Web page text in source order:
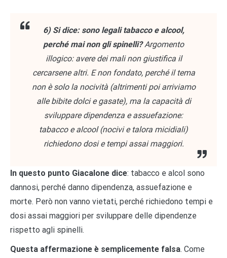
6) Si dice: sono legali tabacco e alcool,
perché mai non gli spinelli?Argomento
illogico: avere dei mali non giustifica il
cercarsene altri. E non fondato, perché il tema
non è solo la nocività (altrimenti poi arriviamo
alle bibite dolci e gasate), ma la capacità di
sviluppare dipendenza e assuefazione:
tabacco e alcool (nocivi e talora micidiali)
richiedono dosi e tempi assai maggiori.
In questo punto Giacalone dice: tabacco e alcol sono
dannosi, perché danno dipendenza, assuefazione e
morte. Però non vanno vietati, perché richiedono tempi e
dosi assai maggiori per sviluppare delle dipendenze
rispetto agli spinelli.
Questa affermazione è semplicemente falsa. Come